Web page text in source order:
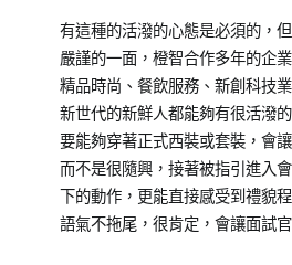
有這種的活潑的心態是必須的，
嚴謹的一面，橙智合作多年的企業
精品時尚、餐飲服務、新創科技
新世代的新鮮人都能夠有很活潑
要能夠穿著正式西裝或套裝，會
而不是很隨興，接著被指引進入
下的動作，更能直接感受到禮貌
語氣不拖尾，很肯定，會讓面試